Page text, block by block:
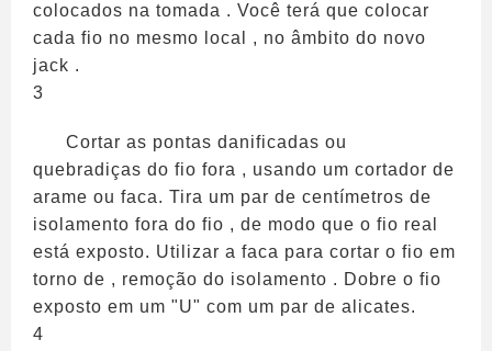
colocados na tomada . Você terá que colocar
cada fio no mesmo local , no âmbito do novo
jack .
3
Cortar as pontas danificadas ou
quebradiças do fio fora , usando um cortador de
arame ou faca. Tira um par de centímetros de
isolamento fora do fio , de modo que o fio real
está exposto. Utilizar a faca para cortar o fio em
torno de , remoção do isolamento . Dobre o fio
exposto em um "U" com um par de alicates.
4